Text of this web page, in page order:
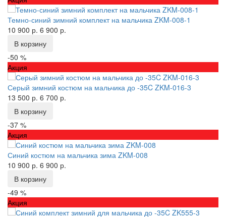
Темно-синий зимний комплект на мальчика ZKM-008-1
10 900 р. 6 900 р.
В корзину
-50 %
Акция
Серый зимний костюм на мальчика до -35C ZKM-016-3
13 500 р. 6 700 р.
В корзину
-37 %
Акция
Синий костюм на мальчика зима ZKM-008
10 900 р. 6 900 р.
В корзину
-49 %
Акция